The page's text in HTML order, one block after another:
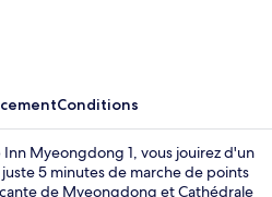
Conditions
Myeongdong 1, vous jouirez d'un
5 minutes de marche de points
de Myeongdong et Cathédrale